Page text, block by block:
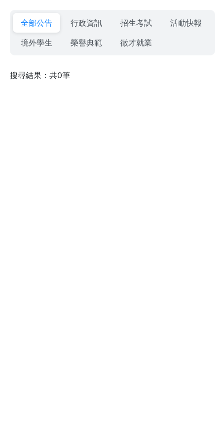
全部公告 行政資訊 招生考試
活動快報
境外學生
榮譽典範 徵才就業
搜尋結果：共0筆